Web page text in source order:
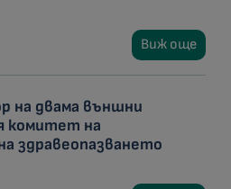
Виж още
на двама външни
комитет на
здравеопазването